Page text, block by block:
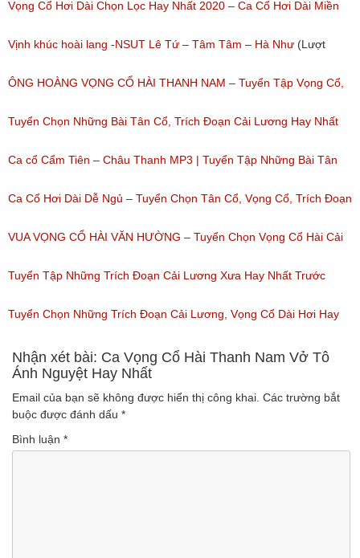
(Lượt nghe: 332)
Vọng Cổ Hơi Dài Chọn Lọc Hay Nhất 2020 – Ca Cổ Hơi Dài Miền
Tây Hay Nhất
(Lượt nghe: 832)
Vịnh khúc hoài lang -NSUT Lê Tứ – Tâm Tâm – Hà Như (Lượt
nghe: 119)
ÔNG HOÀNG VỌNG CỔ HÀI THANH NAM – Tuyển Tập Vọng Cổ,
Ca Cổ Cải Lương Hài Hay Nhất Của Thanh Nam
(Lượt nghe: 219)
Tuyển Chọn Những Bài Tân Cổ, Trích Đoạn Cải Lương Hay Nhất
Của 2 NỮ DANH CA Tân Cổ SIÊU HƠI DÀI
(Lượt nghe: 97)
Ca cổ Cẩm Tiên – Châu Thanh MP3 | Tuyển Tập Những Bài Tân
Cổ, Cải Lương Hay Nhất
(Lượt nghe: 4,811)
Ca Cổ Hơi Dài Dễ Ngủ – Tuyển Chọn Tân Cổ, Vọng Cổ, Trích Đoạn
Cải Lương Hơi Dài Miền Tây Hay Nhất
(Lượt nghe: 676)
VUA VỌNG CỔ HÀI VĂN HƯỜNG – Tuyển Chọn Vọng Cổ Hài Cải
Lương, Tân Cổ Xưa Hay Nhất Của Văn Hường
(Lượt nghe: 943)
Tuyển Tập Những Trích Đoạn Cải Lương Xưa Hay Nhất Trước
1975 – Trích Đoạn Cải Lương Chọn Lọc
(Lượt nghe: 153)
Tuyển Chọn Những Trích Đoạn Cải Lương, Vọng Cổ Dài Hơi Hay
Nhất
(Lượt nghe: 170)
Nhận xét bài: Ca Vọng Cổ Hài Thanh Nam Vở Tô
Ánh Nguyệt Hay Nhất
Email của bạn sẽ không được hiển thị công khai. Các trường bắt
buộc được đánh dấu *
Bình luận *